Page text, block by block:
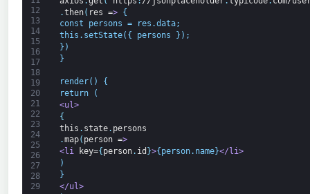
12
13
14
15
16
17
18
19
20
21
22
23
24
25
26
27
28
29
.then( res => {
const persons = res.data;
this.setState({ persons });
})
}
render() {
return (
<ul>
{
this . state. persons
.map( person =>
<li
key={ person. id }>{person.name}</li>
)
}
</ul>